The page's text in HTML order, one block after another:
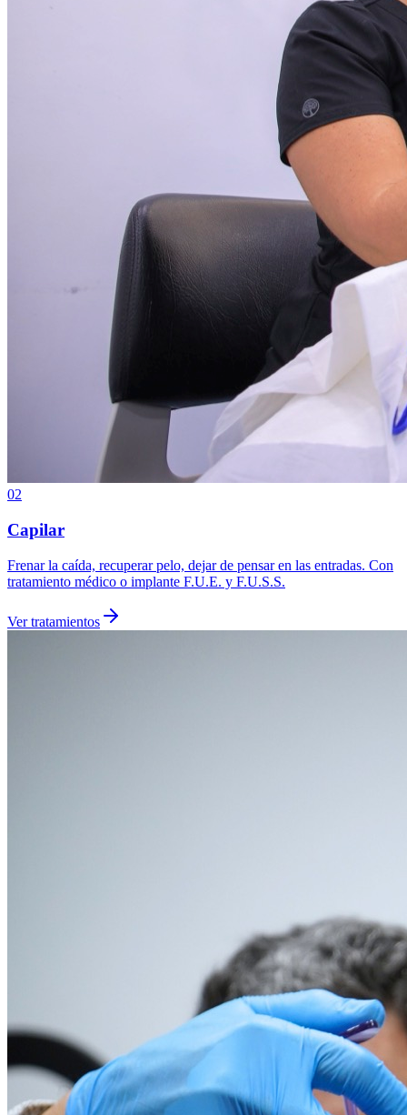
02
Capilar
Frenar la caída, recuperar pelo, dejar de pensar en las entradas. Con
tratamiento médico o implante F.U.E. y F.U.S.S.
Ver tratamientos